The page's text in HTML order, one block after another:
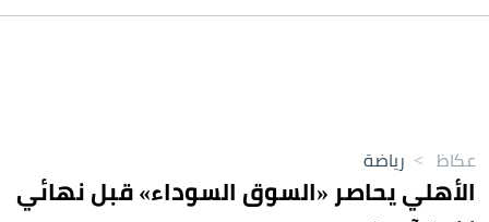
عكاظ > رياضة
الأهلي يحاصر «السوق السوداء» قبل نهائي